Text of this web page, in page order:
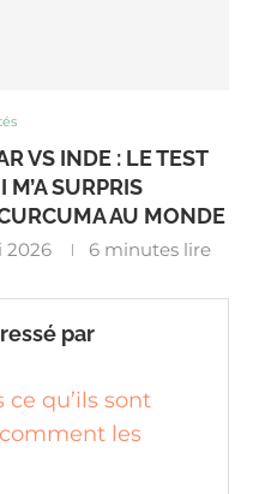
VS INDE : LE TEST
M’A SURPRIS
AU MONDE
2026 6 minutes lire
par
qu’ils sont
les